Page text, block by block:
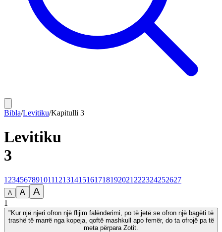
Bibla/Levitiku/Kapitulli 3
Levitiku
3
1 23456789101112131415161718192021 222324252627
A A A
1
"Kur një njeri ofron një flijim falënderimi, po të jetë se ofron një bagëti të
trashë të marrë nga kopeja, qoftë mashkull apo femër, do ta ofrojë pa të
meta përpara Zotit.